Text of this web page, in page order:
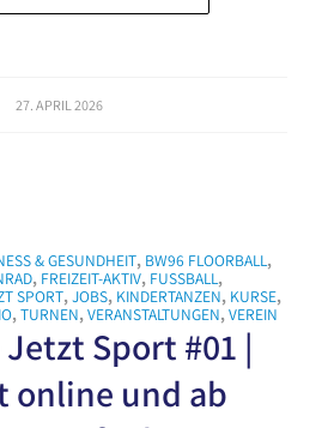
27. APRIL 2026
& GESUNDHEIT, BW96 FLOORBALL,
, FREIZEIT-AKTIV, FUSSBALL ,
SPORT,JOBS, KINDERTANZEN, KURSE,
,TURNEN,VERANSTALTUNGEN,VEREIN
Sport #01 |
online und ab